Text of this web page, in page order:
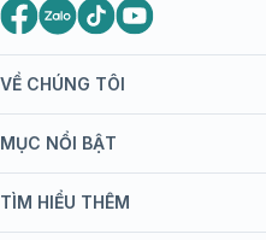
VỀ CHÚNG TÔI
Giới thiệu Tiêm Chủng FPT
bán hàng
MỤC NỔI BẬT
Danh mục vắc xin
TÌM HIỂU THÊM